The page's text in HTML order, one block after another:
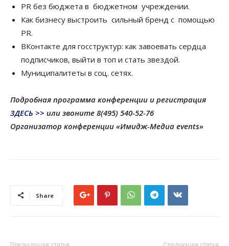
PR без бюджета в бюджетном учреждении.
Как бизнесу выстроить сильный бренд с помощью
PR.
ВКонтакте для госструктур: как завоевать сердца
подписчиков, выйти в топ и стать звездой.
Муниципалитеты в соц. сетях.
Подробная программа конференции и регистрация
ЗДЕСЬ >> или звоните 8(495) 540-52-76
Организатор конференции «Имидж-Медиа events»
Share